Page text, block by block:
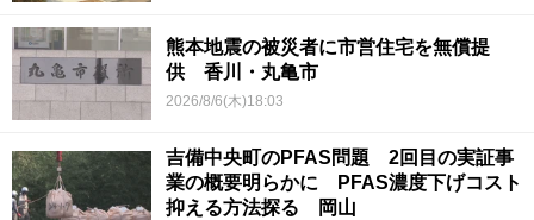
熊本地震の被災者に市営住宅を無償提
供 香川・丸亀市
2026/8/6(木)18:03
吉備中央町のPFAS問題 2回目の実証事
業の概要明らかに PFAS濃度下げコスト
抑える方法探る 岡山